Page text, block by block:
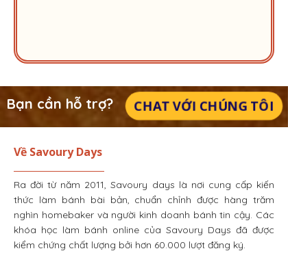
Bạn cần hỗ trợ? CHAT VỚI CHÚNG TÔI
Ra đời từ năm 2011, Savoury days là nơi cung cấp kiến
thức làm bánh bài bản, chuẩn chỉnh được hàng trăm
nghìn homebaker và người kinh doanh bánh tin cậy. Các
khóa học làm bánh online của Savoury Days đã được
kiểm chứng chất lượng bởi hơn 60.000 lượt đăng ký.
Về Savoury Days